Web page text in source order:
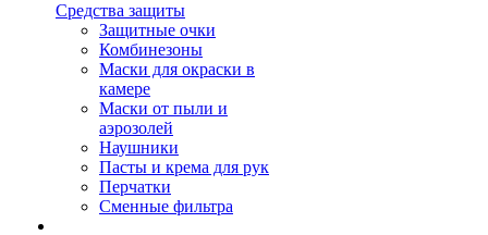
Средства защиты
Защитные очки
Комбинезоны
Маски для окраски в
камере
Маски от пыли и
аэрозолей
Наушники
Пасты и крема для рук
Перчатки
Сменные фильтра